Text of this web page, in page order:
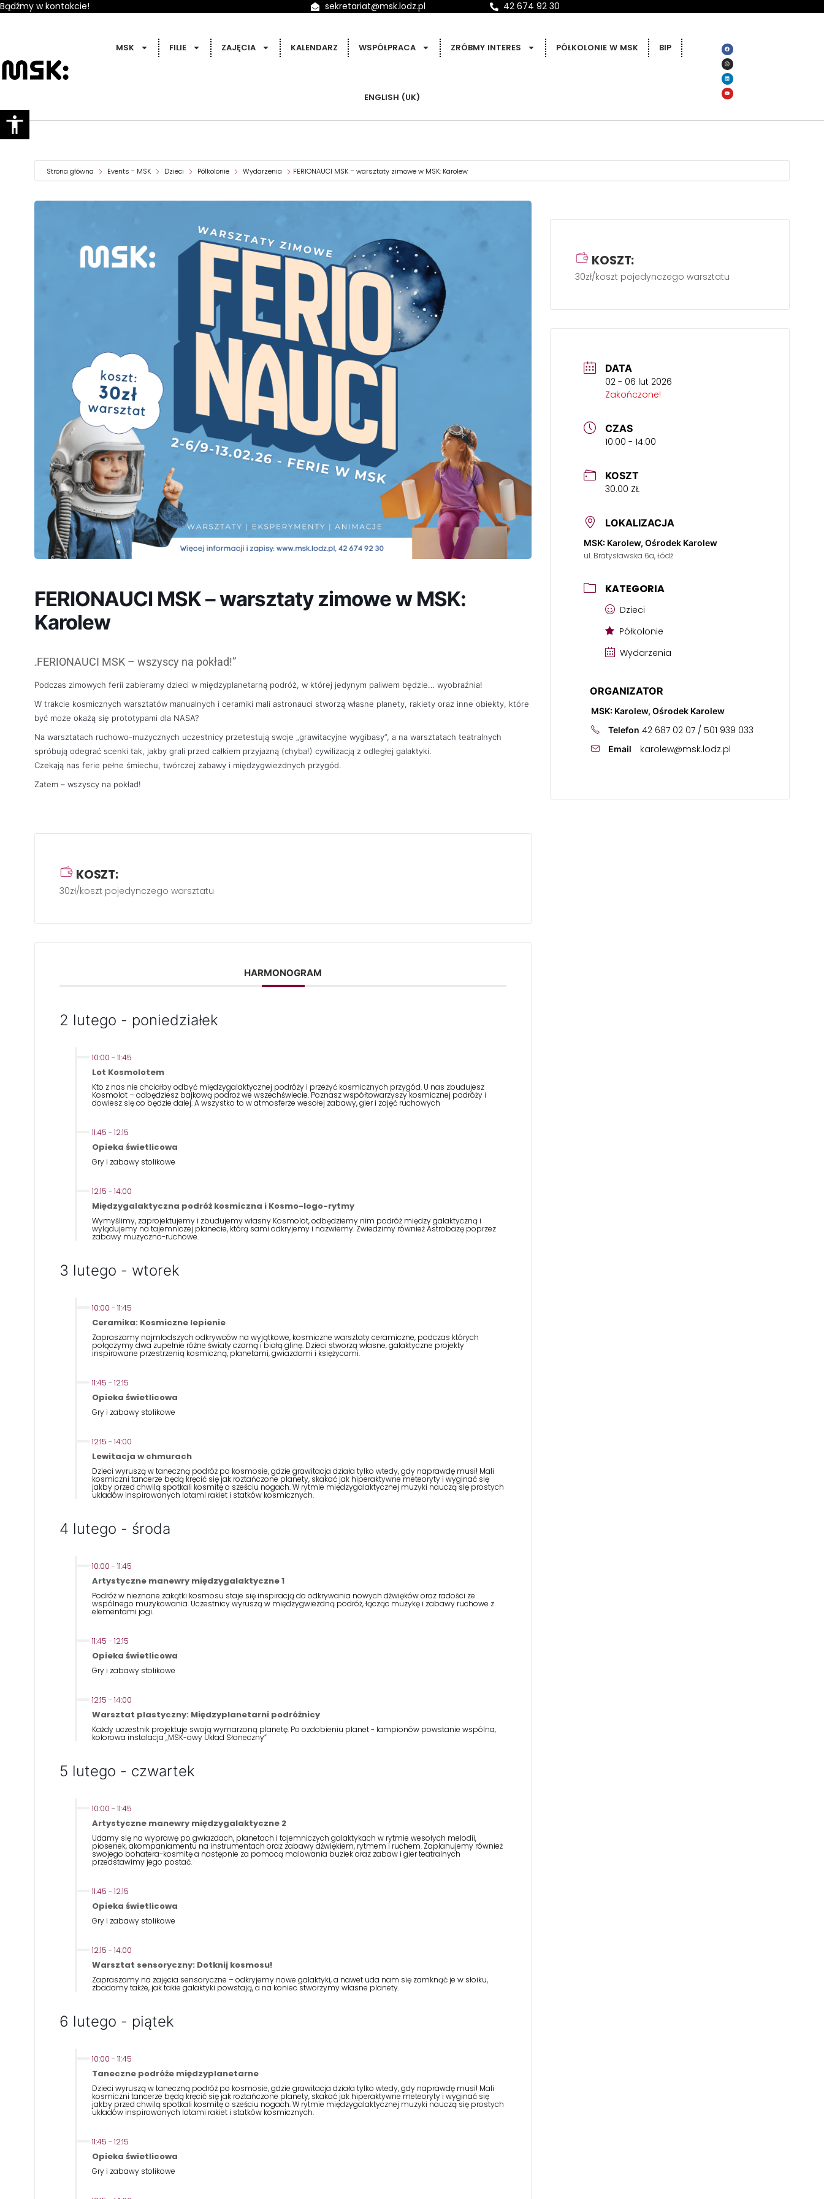
Bądźmy w kontakcie! sekretariat@msk.lodz.pl 42 674 92 30
MSK FILIE ZAJĘCIA KALENDARZ WSPÓŁPRACA ZRÓBMY INTERES PÓŁKOLONIE W MSK BIP
ENGLISH (UK)
Strona główna Events - MSK Dzieci Półkolonie Wydarzenia FERIONAUCI MSK – warsztaty zimowe w MSK: Karolew
FERIONAUCI MSK – warsztaty zimowe w MSK:
Karolew
„FERIONAUCI MSK – wszyscy na pokład!”
Podczas zimowych ferii zabieramy dzieci w międzyplanetarną podróż, w której jedynym paliwem będzie… wyobraźnia!
W trakcie kosmicznych warsztatów manualnych i ceramiki mali astronauci stworzą własne planety, rakiety oraz inne obiekty, które
być może okażą się prototypami dla NASA?
Na warsztatach ruchowo-muzycznych uczestnicy przetestują swoje „grawitacyjne wygibasy”, a na warsztatach teatralnych
spróbują odegrać scenki tak, jakby grali przed całkiem przyjazną (chyba!) cywilizacją z odległej galaktyki.
Czekają nas ferie pełne śmiechu, twórczej zabawy i międzygwiezdnych przygód.
Zatem – wszyscy na pokład!
KOSZT:
30zł/koszt pojedynczego warsztatu
HARMONOGRAM
2 lutego - poniedziałek
10:00 - 11:45
Lot Kosmolotem
Kto z nas nie chciałby odbyć międzygalaktycznej podróży i przeżyć kosmicznych przygód. U nas zbudujesz
Kosmolot – odbędziesz bajkową podroż we wszechświecie. Poznasz współtowarzyszy kosmicznej podróży i
dowiesz się co będzie dalej. A wszystko to w atmosferze wesołej zabawy, gier i zajęć ruchowych
11:45 - 12:15
Opieka świetlicowa
Gry i zabawy stolikowe
12:15 - 14:00
Międzygalaktyczna podróż kosmiczna i Kosmo-logo-rytmy
Wymyślimy, zaprojektujemy i zbudujemy własny Kosmolot, odbędziemy nim podróż między galaktyczną i
wylądujemy na tajemniczej planecie, którą sami odkryjemy i nazwiemy. Zwiedzimy również Astrobazę poprzez
zabawy muzyczno-ruchowe.
3 lutego - wtorek
10:00 - 11:45
Ceramika: Kosmiczne lepienie
Zapraszamy najmłodszych odkrywców na wyjątkowe, kosmiczne warsztaty ceramiczne, podczas których
połączymy dwa zupełnie różne światy czarną i białą glinę. Dzieci stworzą własne, galaktyczne projekty
inspirowane przestrzenią kosmiczną, planetami, gwiazdami i księżycami.
11:45 - 12:15
Opieka świetlicowa
Gry i zabawy stolikowe
12:15 - 14:00
Lewitacja w chmurach
Dzieci wyruszą w taneczną podróż po kosmosie, gdzie grawitacja działa tylko wtedy, gdy naprawdę musi! Mali
kosmiczni tancerze będą kręcić się jak roztańczone planety, skakać jak hiperaktywne meteoryty i wyginać się
jakby przed chwilą spotkali kosmitę o sześciu nogach. W rytmie międzygalaktycznej muzyki nauczą się prostych
układów inspirowanych lotami rakiet i statków kosmicznych.
4 lutego - środa
10:00 - 11:45
Artystyczne manewry międzygalaktyczne 1
Podróż w nieznane zakątki kosmosu staje się inspiracją do odkrywania nowych dźwięków oraz radości ze
wspólnego muzykowania. Uczestnicy wyruszą w międzygwiezdną podróż, łącząc muzykę i zabawy ruchowe z
elementami jogi.
11:45 - 12:15
Opieka świetlicowa
Gry i zabawy stolikowe
12:15 - 14:00
Warsztat plastyczny: Międzyplanetarni podróżnicy
Każdy uczestnik projektuje swoją wymarzoną planetę. Po ozdobieniu planet - lampionów powstanie wspólna,
kolorowa instalacja „MSK-owy Układ Słoneczny”
5 lutego - czwartek
10:00 - 11:45
Artystyczne manewry międzygalaktyczne 2
Udamy się na wyprawę po gwiazdach, planetach i tajemniczych galaktykach w rytmie wesołych melodii,
piosenek, akompaniamentu na instrumentach oraz zabawy dźwiękiem, rytmem i ruchem. Zaplanujemy również
swojego bohatera-kosmitę a następnie za pomocą malowania buziek oraz zabaw i gier teatralnych
przedstawimy jego postać.
11:45 - 12:15
Opieka świetlicowa
Gry i zabawy stolikowe
12:15 - 14:00
Warsztat sensoryczny: Dotknij kosmosu!
Zapraszamy na zajęcia sensoryczne – odkryjemy nowe galaktyki, a nawet uda nam się zamknąć je w słoiku,
zbadamy także, jak takie galaktyki powstają, a na koniec stworzymy własne planety.
6 lutego - piątek
10:00 - 11:45
Taneczne podróże międzyplanetarne
Dzieci wyruszą w taneczną podróż po kosmosie, gdzie grawitacja działa tylko wtedy, gdy naprawdę musi! Mali
kosmiczni tancerze będą kręcić się jak roztańczone planety, skakać jak hiperaktywne meteoryty i wyginać się
jakby przed chwilą spotkali kosmitę o sześciu nogach. W rytmie międzygalaktycznej muzyki nauczą się prostych
układów inspirowanych lotami rakiet i statków kosmicznych.
11:45 - 12:15
Opieka świetlicowa
Gry i zabawy stolikowe
DATA
02 - 06 lut 2026
Zakończone!
CZAS
10:00 - 14:00
KOSZT
30.00 ZŁ
LOKALIZACJA
MSK: Karolew, Ośrodek Karolew
ul. Bratysławska 6a, Łódź
KATEGORIA
Dzieci
Półkolonie
Wydarzenia
ORGANIZATOR
MSK: Karolew, Ośrodek Karolew
Telefon 42 687 02 07 / 501 939 033
Email karolew@msk.lodz.pl
KOSZT:
30zł/koszt pojedynczego warsztatu